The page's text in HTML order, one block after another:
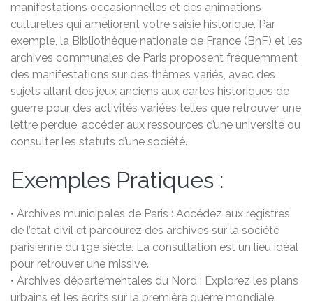
manifestations occasionnelles et des animations
culturelles qui améliorent votre saisie historique. Par
exemple, la Bibliothèque nationale de France (BnF) et les
archives communales de Paris proposent fréquemment
des manifestations sur des thèmes variés, avec des
sujets allant des jeux anciens aux cartes historiques de
guerre pour des activités variées telles que retrouver une
lettre perdue, accéder aux ressources d’une université ou
consulter les statuts d’une société.
Exemples Pratiques :
• Archives municipales de Paris : Accédez aux registres
de l’état civil et parcourez des archives sur la société
parisienne du 19e siècle. La consultation est un lieu idéal
pour retrouver une missive.
• Archives départementales du Nord : Explorez les plans
urbains et les écrits sur la première guerre mondiale.